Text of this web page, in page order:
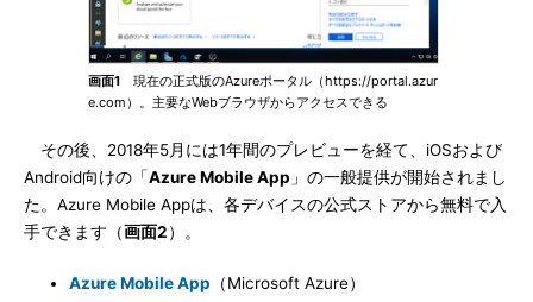
画面1 現在の正式版のAzureポータル（https://portal.azur
e.com）。主要なWebブラウザからアクセスできる
その後、2018年5月には1年間のプレビューを経て、iOSおよび
Android向けの「Azure Mobile App 」の一般提供が開始されまし
た。Azure Mobile Appは、各デバイスの公式ストアから無料で入
手できます（画面2）。
Azure Mobile App （Microsoft Azure）